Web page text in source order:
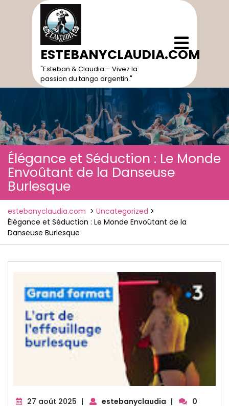
ESTEBANYCLAUDIA.COM
"Esteban & Claudia – Vivez la
passion du tango argentin."
Open
Menu
Élégance et Séduction : Le Monde
Envoûtant de la Danseuse
Burlesque
estebanyclaudia.com > Uncategorized >
Élégance et Séduction : Le Monde Envoûtant de la
Danseuse Burlesque
27 août 2025 27
| estebanyclaudia |
0